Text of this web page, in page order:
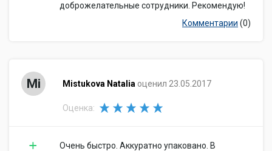
доброжелательные сотрудники. Рекомендую!
Комментарии (0)
Mi Mistukova Natalia оценил 23.05.2017
Оценка:
Очень быстро. Аккуратно упаковано. В